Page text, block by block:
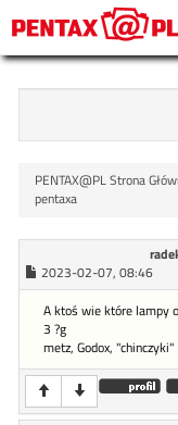
PENTAX@PL Strona
pentaxa
2023-02-07, 08:46
A ktoś wie które lampy
3 ?g
metz, Godox, "chinczyki"